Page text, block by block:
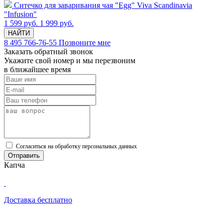
Cитечко для заваривания чая "Egg" Viva Scandinavia
"Infusion"
1 599 руб. 1 999 руб.
НАЙТИ
8 495 766-76-55 Позвоните мне
Заказать обратный звонок
Укажите свой номер и мы перезвоним
в ближайшее время
Cогласиться на обработку персональных данных
Отправить
Капча
Доставка бесплатно